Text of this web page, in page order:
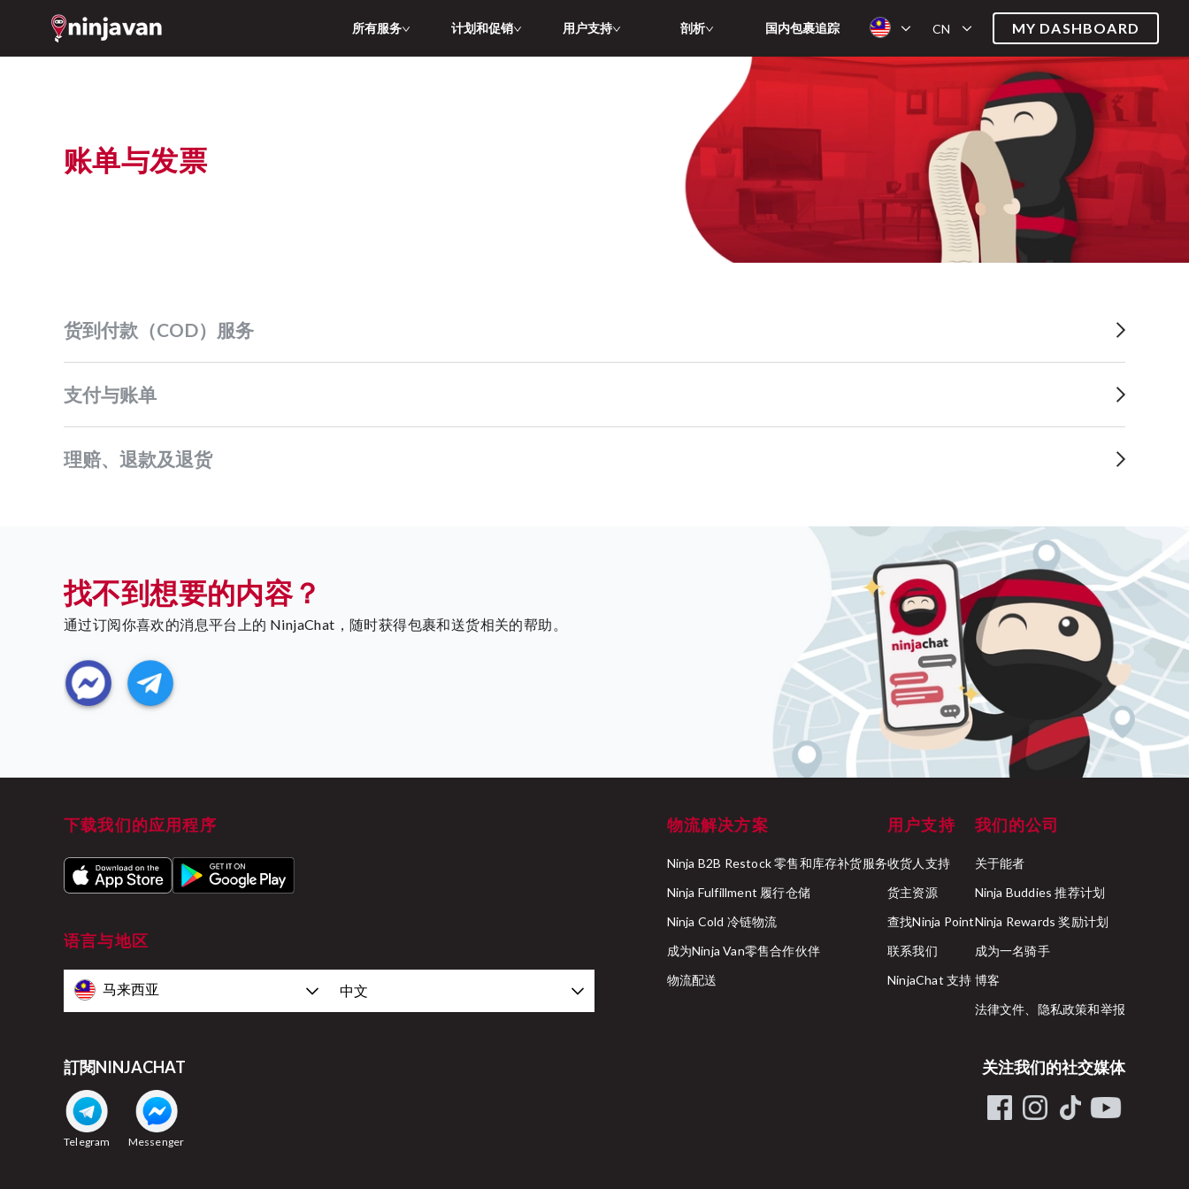
所有服务 计划和促销 用户支持 剖析 国内包裹追踪 CN MY DASHBOARD
账单与发票
货到付款（COD）服务
支付与账单
理赔、退款及退货
找不到想要的内容？
通过订阅你喜欢的消息平台上的 NinjaChat，随时获得包裹和送货相关的帮助。
下载我们的应用程序
语言与地区
马来西亚 中文
物流解决方案
Ninja B2B Restock 零售和库存补货服务
Ninja Fulfillment 履行仓储
Ninja Cold 冷链物流
成为Ninja Van零售合作伙伴
物流配送
用户支持
收货人支持
货主资源
查找Ninja Point
联系我们
NinjaChat 支持
我们的公司
关于能者
Ninja Buddies 推荐计划
Ninja Rewards 奖励计划
成为一名骑手
博客
法律文件、隐私政策和举报
訂閱NINJACHAT
Telegram Messenger
关注我们的社交媒体